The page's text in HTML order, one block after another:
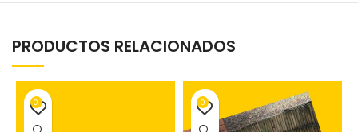
PRODUCTOS RELACIONADOS
0 0